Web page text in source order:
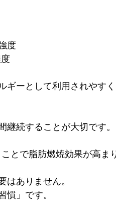
度
ギーとして利用されやすく
継続することが大切です。
とで脂肪燃焼効果が高ま
はありません。
慣」です。